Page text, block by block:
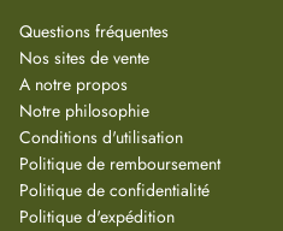
Questions fréquentes
Nos sites de vente
A notre propos
Notre philosophie
Conditions d'utilisation
Politique de remboursement
Politique de confidentialité
Politique d'expédition